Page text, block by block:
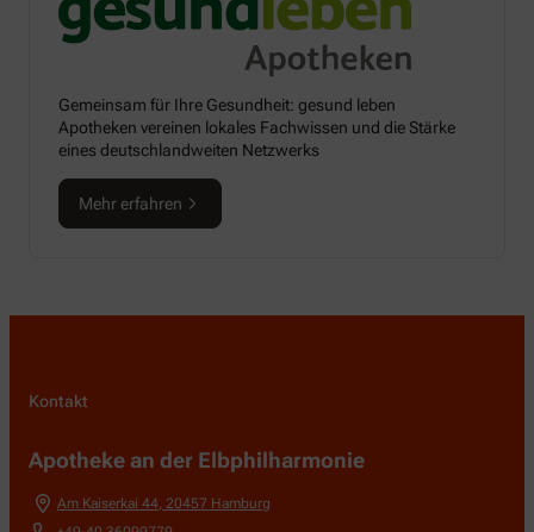
Gemeinsam für Ihre Gesundheit: gesund leben
Apotheken vereinen lokales Fachwissen und die Stärke
eines deutschlandweiten Netzwerks
Mehr erfahren
Kontakt
Apotheke an der Elbphilharmonie
Am Kaiserkai 44, 20457 Hamburg